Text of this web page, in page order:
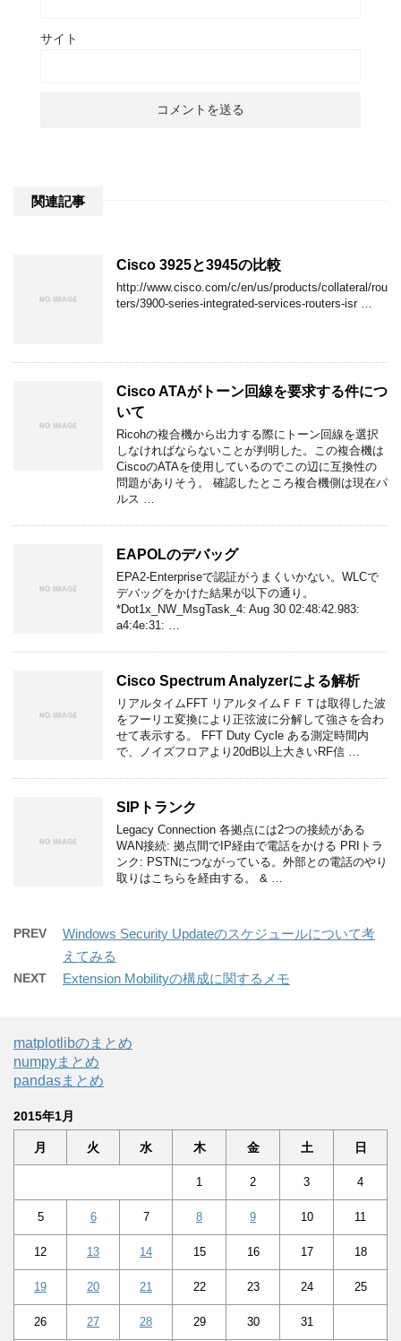
サイト
関連記事
Cisco 3925と3945の比較
http://www.cisco.com/c/en/us/products/collateral/rou
ters/3900-series-integrated-services-routers-isr …
Cisco ATAがトーン回線を要求する件につ
いて
Ricohの複合機から出力する際にトーン回線を選択
しなければならないことが判明した。この複合機は
CiscoのATAを使用しているのでこの辺に互換性の
問題がありそう。 確認したところ複合機側は現在パ
ルス …
EAPOLのデバッグ
EPA2-Enterpriseで認証がうまくいかない。WLCで
デバッグをかけた結果が以下の通り。
*Dot1x_NW_MsgTask_4: Aug 30 02:48:42.983:
a4:4e:31: …
Cisco Spectrum Analyzerによる解析
リアルタイムFFT リアルタイムＦＦＴは取得した波
をフーリエ変換により正弦波に分解して強さを合わ
せて表示する。 FFT Duty Cycle ある測定時間内
で、ノイズフロアより20dB以上大きいRF信 …
SIPトランク
Legacy Connection 各拠点には2つの接続がある
WAN接続: 拠点間でIP経由で電話をかける PRIトラ
ンク: PSTNにつながっている。外部との電話のやり
取りはこちらを経由する。 & …
PREV
Windows Security Updateのスケジュールについて考
えてみる
NEXT Extension Mobilityの構成に関するメモ
matplotlibのまとめ
numpyまとめ
pandasまとめ
2015年1月
月 火 水 木 金 土 日
1 2 3 4
5 6 7 8 9 10 11
12 13 14 15 16 17 18
19 20 21 22 23 24 25
26 27 28 29 30 31